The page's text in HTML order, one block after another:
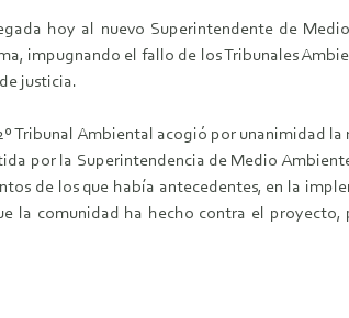
hoy al nuevo Superintendente de
impugnando el fallo de los Tribunales
justicia.
Tribunal Ambiental acogió por unanimidad
por la Superintendencia de Medio
de los que había antecedentes, en la
la comunidad ha hecho contra el